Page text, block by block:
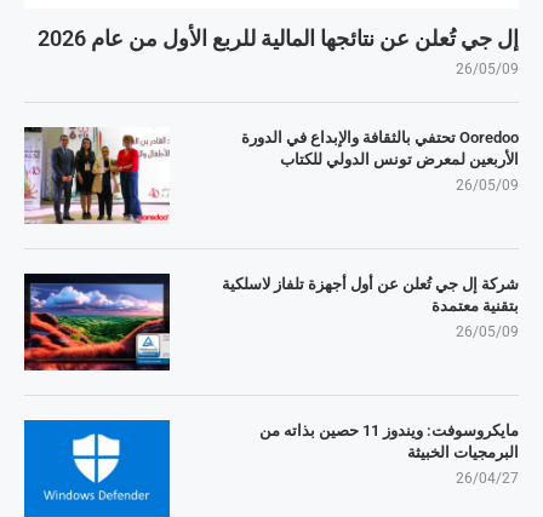
إل جي تُعلن عن نتائجها المالية للربع الأول من عام 2026
26/05/09
Ooredoo تحتفي بالثقافة والإبداع في الدورة
الأربعين لمعرض تونس الدولي للكتاب
26/05/09
شركة إل جي تُعلن عن أول أجهزة تلفاز لاسلكية
بتقنية معتمدة
26/05/09
مايكروسوفت: ويندوز 11 حصين بذاته من
البرمجيات الخبيثة
26/04/27